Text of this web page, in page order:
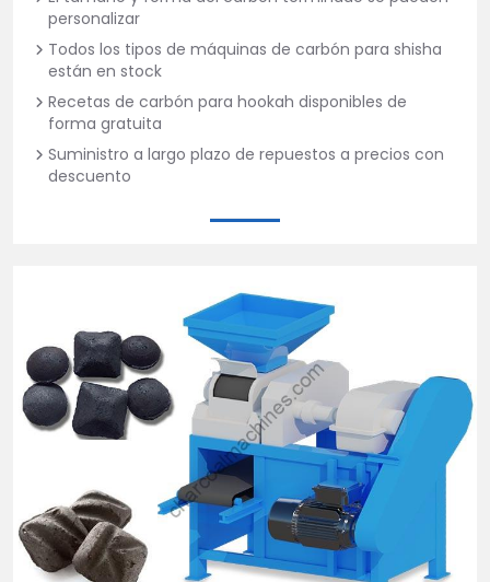
personalizar
Todos los tipos de máquinas de carbón para shisha
están en stock
Recetas de carbón para hookah disponibles de
forma gratuita
Suministro a largo plazo de repuestos a precios con
descuento